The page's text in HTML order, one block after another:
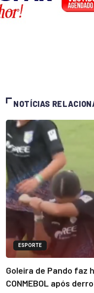
NOTÍCIAS
ESPORTE
Goleira de Pando faz
CONMEBOL após